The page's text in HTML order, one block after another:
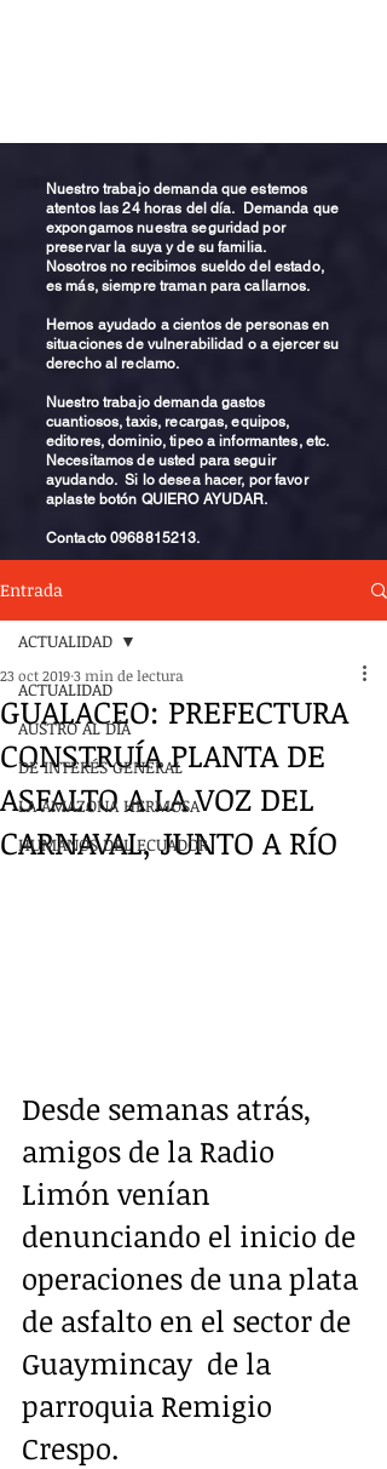
Nuestro trabajo demanda que estemos
atentos las 24 horas del día. Demanda que
expongamos nuestra seguridad por
preservar la suya y de su familia.
Nosotros no recibimos sueldo del estado,
es más, siempre traman para callarnos.
Hemos ayudado a cientos de personas en
situaciones de vulnerabilidad o a ejercer su
derecho al reclamo.
Nuestro trabajo demanda gastos
cuantiosos, taxis, recargas, equipos,
editores, dominio, tipeo a informantes, etc.
Necesitamos de usted para seguir
ayudando. Si lo desea hacer, por favor
aplaste botón QUIERO AYUDAR.
Contacto0968815213.
Entrada
ACTUALIDAD
AUSTRO AL DÍA
DE INTERÉS GENERAL
LA AMAZONA HERMOSA
HUMANOS DEL ECUADOR
ACTUALIDAD
GUALACEO: PREFECTURA
CONSTRUÍA PLANTA DE
ASFALTO A LA VOZ DEL
CARNAVAL, JUNTO A RÍO
23 oct 20193 min de lectura
Desde semanas atrás,
amigos de la Radio
Limón venían
denunciando el inicio de
operaciones de una plata
de asfalto en el sector de
Guaymincay  de la
parroquia Remigio
Crespo.